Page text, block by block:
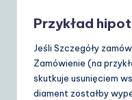
Przykład
Jeśli Szczegóły
Zamówienie (na
skutkuje usunięciem
diament zostałby